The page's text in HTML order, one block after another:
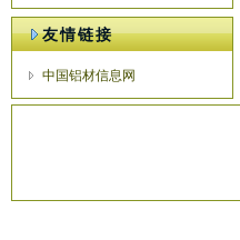
友情链接
中国铝材信息网